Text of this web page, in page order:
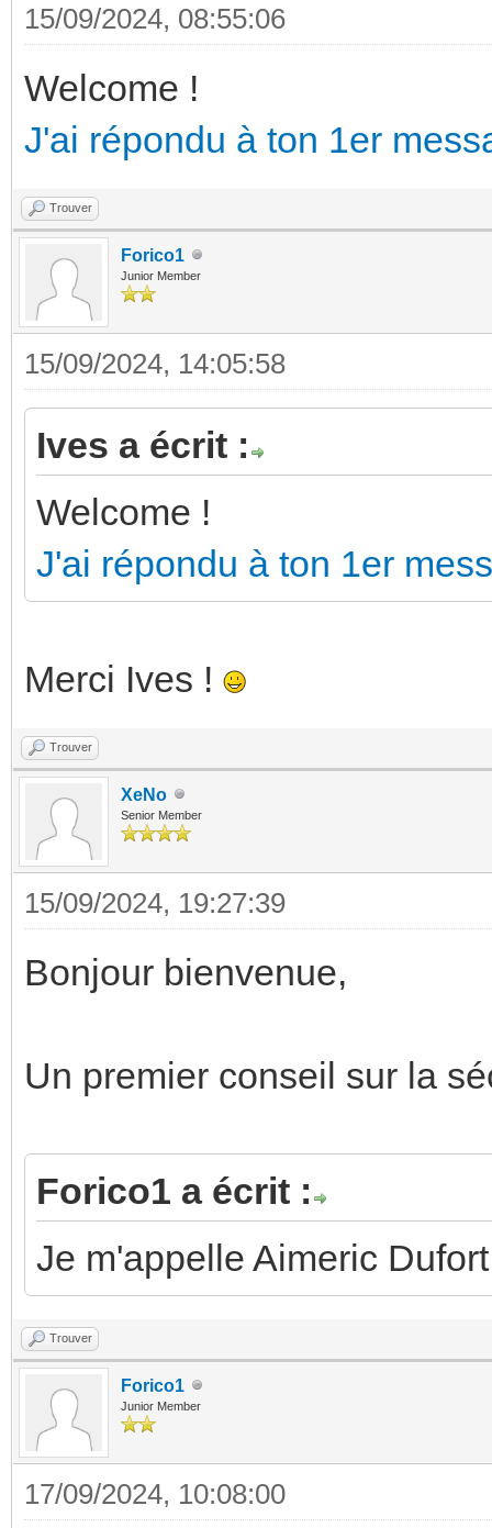
15/09/2024, 08:55:06
Welcome !
J'ai répondu à ton 1er
Trouver
Forico1
Junior Member
15/09/2024, 14:05:58
Ives a écrit :
Welcome !
J'ai répondu à ton 1er
Merci Ives !
Trouver
XeNo
Senior Member
15/09/2024, 19:27:39
Bonjour bienvenue,
Un premier conseil sur la
Forico1 a écrit :
Je m'appelle Aimeric
Trouver
Forico1
Junior Member
17/09/2024, 10:08:00